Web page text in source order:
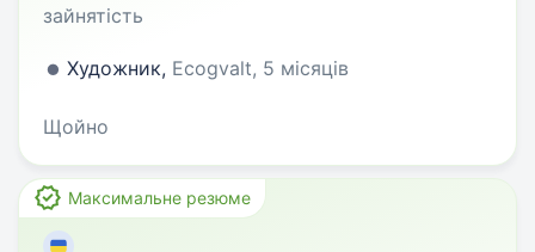
зайнятість
Художник, Ecogvalt, 5 місяців
Щойно
Максимальне резюме